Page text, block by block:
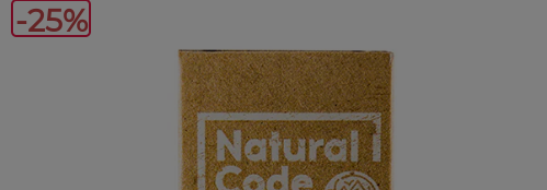
-25%